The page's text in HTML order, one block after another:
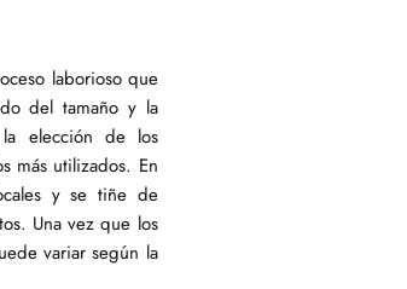
laborioso que
del tamaño y la
elección de los
más utilizados. En
y se tiñe de
Una vez que los
variar según la